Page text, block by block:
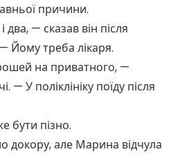
причини.
два, — сказав він після
Йому треба лікаря.
на приватного, —
— У поліклініку поїду після
бути пізно.
докору, але Марина відчула